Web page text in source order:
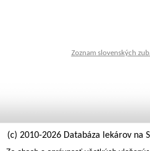
Zoznam slovenských
(c) 2010-2026 Databáza lekárov na